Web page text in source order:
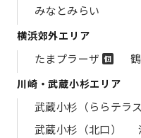
みなとみらい
横浜郊外エリア
たまプラーザ 個
川崎・武蔵小杉エリア
武蔵小杉（ららテラ
武蔵小杉（北口）